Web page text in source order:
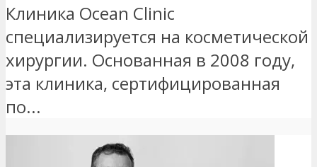
Клиника Ocean Clinic
специализируется на косметической
хирургии. Основанная в 2008 году,
эта клиника, сертифицированная
по...